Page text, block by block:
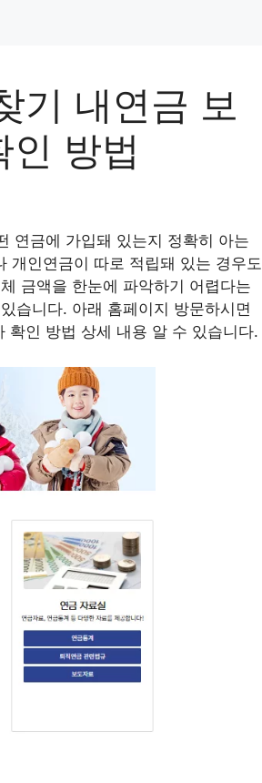
기 내연금 보
방법
연금에 가입돼 있는지 정확히 아는
개인연금이 따로 적립돼 있는 경우도
금액을 한눈에 파악하기 어렵다는
습니다. 아래 홈페이지 방문하시면
확인 방법 상세 내용 알 수 있습니다.